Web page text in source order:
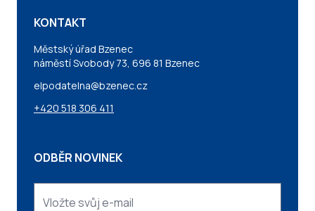
KONTAKT
Městský úřad Bzenec
náměstí Svobody 73, 696 81 Bzenec
elpodatelna@bzenec.cz
+420 518 306 411
ODBĚR NOVINEK